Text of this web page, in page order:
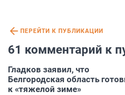
ПЕРЕЙТИ К ПУБЛИКАЦИИ
61 комментарий к
Гладков заявил, что
Белгородская область
к «тяжелой зиме»